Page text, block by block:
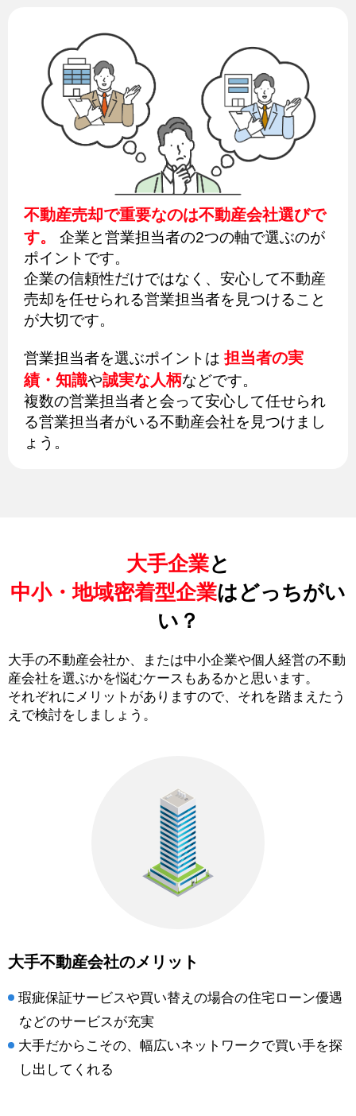
不動産売却で重要なのは不動産会社選びで
す。
企業と営業担当者の2つの軸で選ぶのが
ポイントです。
企業の信頼性だけではなく、安心して不動産
売却を任せられる営業担当者を見つけること
が大切です。
営業担当者を選ぶポイントは 担当者の実
績・知識や誠実な人柄などです。
複数の営業担当者と会って安心して任せられ
る営業担当者がいる不動産会社を見つけまし
ょう。
大手企業と
中小・地域密着型企業はどっちがい
い？
大手の不動産会社か、または中小企業や個人経営の不動
産会社を選ぶかを悩むケースもあるかと思います。
それぞれにメリットがありますので、それを踏まえたう
えで検討をしましょう。
大手不動産会社のメリット
瑕疵保証サービスや買い替えの場合の住宅ローン優遇
などのサービスが充実
大手だからこその、幅広いネットワークで買い手を探
し出してくれる